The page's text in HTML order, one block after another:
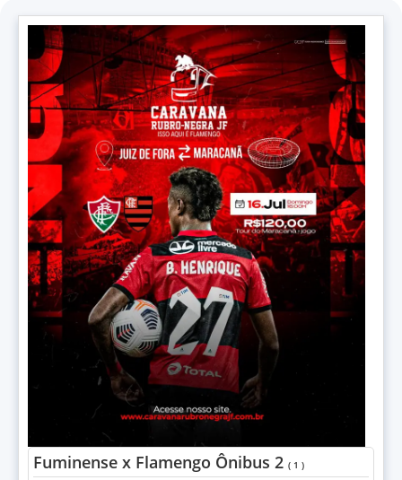
Fuminense x Flamengo Ônibus 2 ( 1 )